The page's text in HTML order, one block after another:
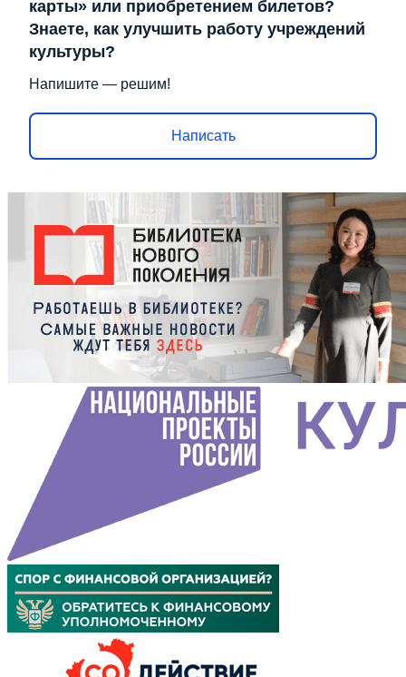
карты» или приобретением билетов?
Знаете, как улучшить работу учреждений
культуры?
Напишите — решим!
Написать